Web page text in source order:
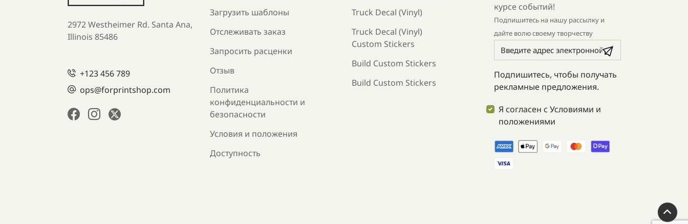
2972 Westheimer Rd. Santa Ana,
Illinois 85486
+123 456 789
ops@forprintshop.com
Загрузить шаблоны
Отслеживать заказ
Запросить расценки
Отзыв
Политика
конфиденциальности и
безопасности
Условия и положения
Доступность
Truck Decal (Vinyl)
Truck Decal (Vinyl)
Custom Stickers
Build Custom Stickers
Build Custom Stickers
курсе событий!
Подпишитесь на нашу рассылку и
дайте волю своему творчеству
Подпишитесь, чтобы получать
рекламные предложения.
Я согласен с Условиями и
положениями